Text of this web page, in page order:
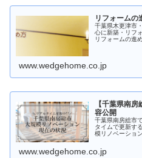
リフォームの
千葉県木更津市
心に新築・リフ
リフォームの進
www.wedgehome.co.jp
【千葉県南
容公開
千葉県南房総市
タイムで更新す
模リノベーショ
www.wedgehome.co.jp